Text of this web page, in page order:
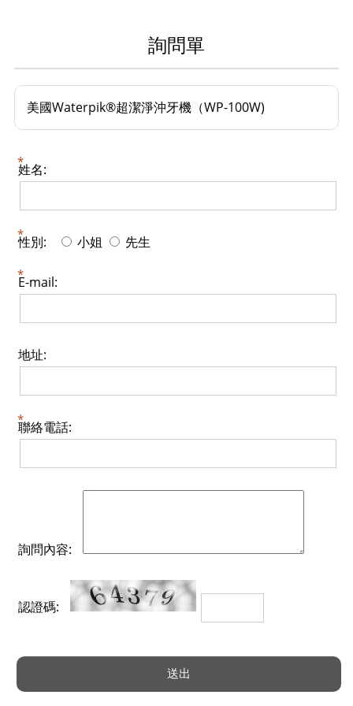
詢問單
美國Waterpik®超潔淨沖牙機（WP-100W)
姓名:
性別: 小姐 先生
E-mail:
地址:
聯絡電話:
詢問內容:
認證碼: